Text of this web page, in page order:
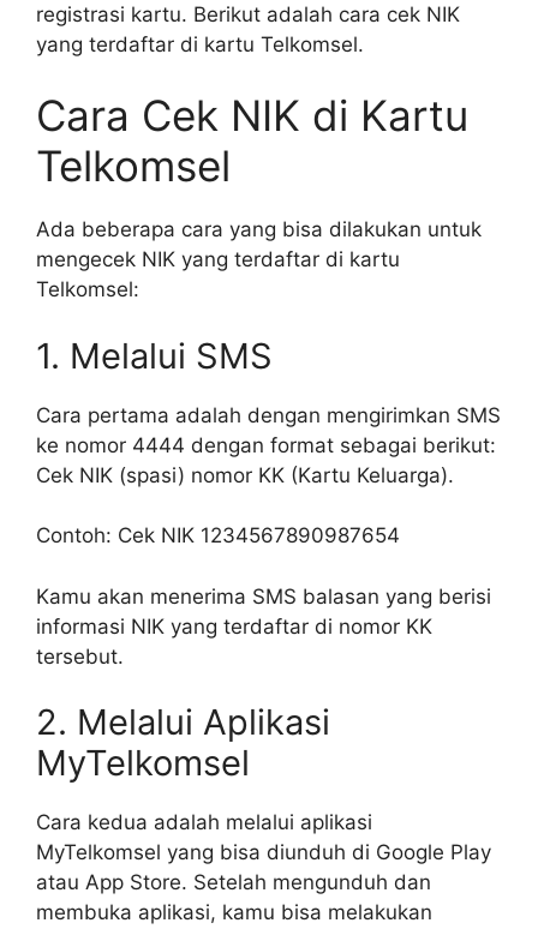
registrasi kartu. Berikut adalah cara cek NIK
yang terdaftar di kartu Telkomsel.
Cara Cek NIK di Kartu
Telkomsel
Ada beberapa cara yang bisa dilakukan untuk
mengecek NIK yang terdaftar di kartu
Telkomsel:
1. Melalui SMS
Cara pertama adalah dengan mengirimkan SMS
ke nomor 4444 dengan format sebagai berikut:
Cek NIK (spasi) nomor KK (Kartu Keluarga).
Contoh: Cek NIK 1234567890987654
Kamu akan menerima SMS balasan yang berisi
informasi NIK yang terdaftar di nomor KK
tersebut.
2. Melalui Aplikasi
MyTelkomsel
Cara kedua adalah melalui aplikasi
MyTelkomsel yang bisa diunduh di Google Play
atau App Store. Setelah mengunduh dan
membuka aplikasi, kamu bisa melakukan